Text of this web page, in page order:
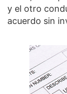
y el otro
acuerdo sin